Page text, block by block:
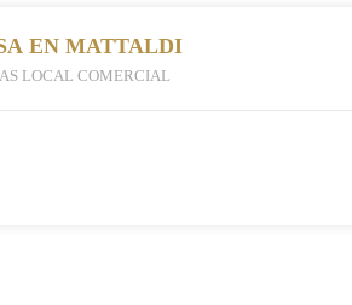
EN MATTALDI
LOCAL COMERCIAL